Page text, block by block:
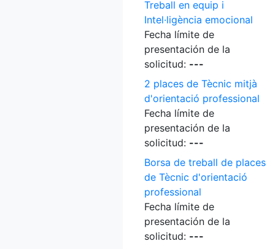
Treball en equip i
Intel·ligència emocional
Fecha límite de
presentación de la
solicitud: ---
2 places de Tècnic mitjà
d'orientació professional
Fecha límite de
presentación de la
solicitud: ---
Borsa de treball de places
de Tècnic d'orientació
professional
Fecha límite de
presentación de la
solicitud: ---